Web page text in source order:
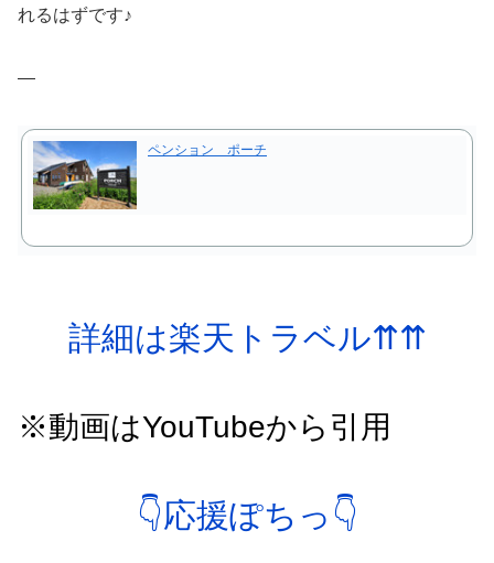
れるはずです♪
—
ペンション ポーチ
詳細は楽天トラベル⇈⇈
※動画はYouTubeから引用
👇応援ぽちっ👇